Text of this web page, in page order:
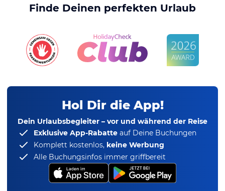
Finde Deinen perfekten Urlaub
Hol Dir die App!
Dein Urlaubsbegleiter – vor und während der Reise
Exklusive App-Rabatte auf Deine Buchungen
Komplett kostenlos, keine Werbung
Alle Buchungsinfos immer griffbereit